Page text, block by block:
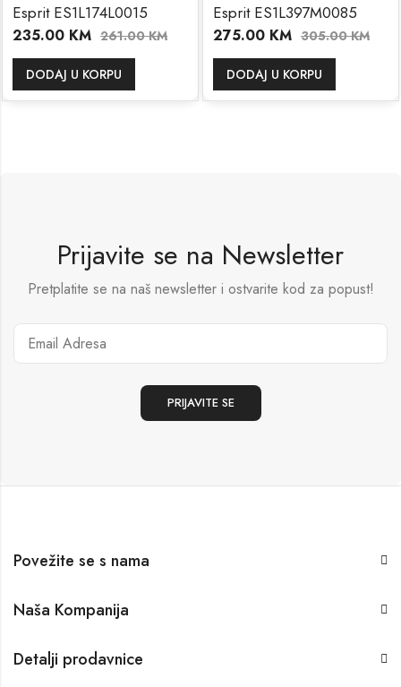
Esprit ES1L174L0015
235.00 KM 261.00KM
DODAJ U KORPU
Esprit ES1L397M0085
275.00 KM 305.00KM
DODAJ U KORPU
Prijavite se na Newsletter
Pretplatite se na naš newsletter i ostvarite kod za popust!
Povežite se s nama
Naša Kompanija
Detalji prodavnice